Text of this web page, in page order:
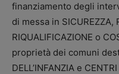
finanziamento degli
di messa in SICUREZZA,
RIQUALIFICAZIONE o
proprietà dei comuni
DELL’INFANZIA e